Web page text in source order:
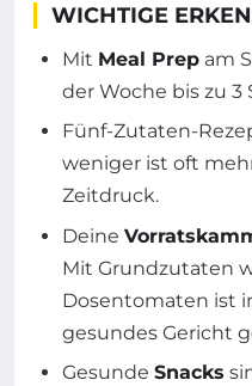
WICHTIGE
Mit Meal Prep am
der Woche bis zu
Fünf-Zutaten-
weniger ist oft
Zeitdruck.
Deine
Mit Grundzutaten
Dosentomaten ist
gesundes Gericht
Gesunde Snacks